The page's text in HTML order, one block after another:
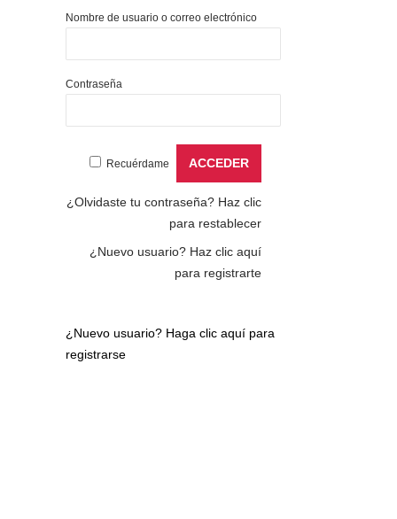
Nombre de usuario o correo electrónico
Contraseña
Recuérdame
¿Olvidaste tu contraseña? Haz clic
para restablecer
¿Nuevo usuario? Haz clic aquí
para registrarte
¿Nuevo usuario? Haga clic aquí para
registrarse